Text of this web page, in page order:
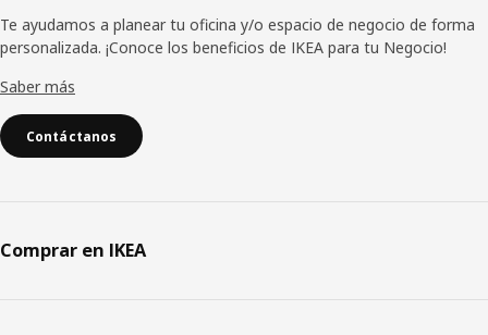
Te ayudamos a planear tu oficina y/o espacio de negocio de forma
personalizada. ¡Conoce los beneficios de IKEA para tu Negocio!
Saber más
Contáctanos
Comprar en IKEA